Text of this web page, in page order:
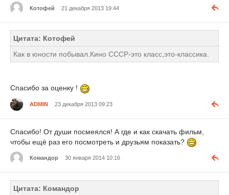
Котофей 21 декабря 2013 19:44
Цитата: Котофей
Как в юности побывал.Кино СССР-это класс,это-классика.
Спасибо за оценку !
ADMIN 23 декабря 2013 09:23
Спасибо! От души посмеялся! А где и как скачать фильм,
чтобы ещё раз его посмотреть и друзьям показать?
Командор 30 января 2014 10:16
Цитата: Командор